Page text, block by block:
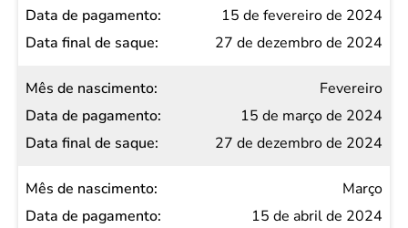
nascimento
Data de
Data
final
de
saque
15 de fevereiro de 2024
27 de dezembro de 2024
Fevereiro
15 de março de 2024
27 de dezembro de 2024
Março
15 de abril de 2024